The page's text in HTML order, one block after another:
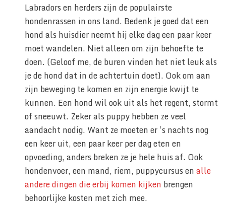
Labradors en herders zijn de populairste
hondenrassen in ons land. Bedenk je goed dat een
hond als huisdier neemt hij elke dag een paar keer
moet wandelen. Niet alleen om zijn behoefte te
doen. (Geloof me, de buren vinden het niet leuk als
je de hond dat in de achtertuin doet). Ook om aan
zijn beweging te komen en zijn energie kwijt te
kunnen. Een hond wil ook uit als het regent, stormt
of sneeuwt. Zeker als puppy hebben ze veel
aandacht nodig. Want ze moeten er ’s nachts nog
een keer uit, een paar keer per dag eten en
opvoeding, anders breken ze je hele huis af. Ook
hondenvoer, een mand, riem, puppycursus enalle
andere dingen die erbij komen kijken brengen
behoorlijke kosten met zich mee.